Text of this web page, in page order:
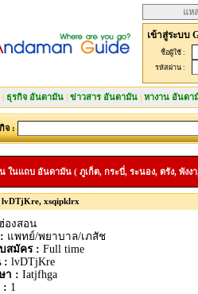
แห
เข้าสู่ระบบ
ชื่อผู้ใช้ :
รหัสผ่าน :
| ธุรกิจ อันดามัน | ข่าวสาร อันดามัน | หางาน อันดา
จ :
ในแถบ อันดามัน ( ภูเก็ต, กระบี่, ระนอง, ตรัง, พังง
xsqipklrx
องสอน
แพทย์/พยาบาล/เภสัช
สมัคร : Full time
: lvDTjKre
า : Iatjfhga
: 1